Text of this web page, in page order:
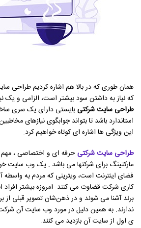
همان طوری که در بالا هم اشاره کردیم طراحی
که نیاز به داشتن سود بیشتر است، الزامی و یک
طراحی سایت شرکتی بایستی دارای یک سری
استاندارد باشد تا بتواند جوابگوی نیازهای
این ویژگی ها اشاره ای کوتاه خواهیم کرد.
طراحی سایت شرکتی حرفه ای و اختصاصی ، مهم
مارکتینگ برای شرکتها می باشد . یک وب سایت
فضای اینترنت است، ویترینی که مردم به
کاری شرکت قضاوت می کنند. امروزه بیشتر افراد
برند آشنا می شوند و در ذهن‌شان تصویر قبلی از
ندارند. به همین دلیل در مورد وب سایت آن
ی اول از سایت آن بازدید می کنند.